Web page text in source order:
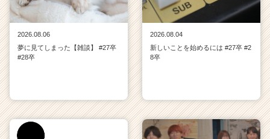
2026.08.06
夢に見てしまった【雑談】 #27卒
#28卒
2026.08.04
新しいことを始めるには #27卒 #2
8卒